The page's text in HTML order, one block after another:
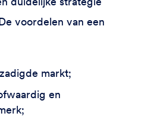
voordelen van een
markt;
en